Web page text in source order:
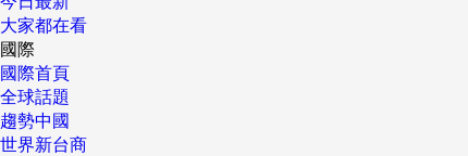
大家都在看
國際
國際首頁
全球話題
趨勢中國
世界新台商